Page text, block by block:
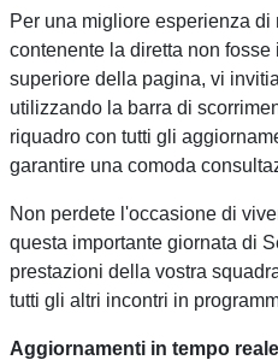
Per una migliore esperienza
contenente la diretta non
superiore della pagina, vi
utilizzando la barra di
riquadro con tutti gli
garantire una comoda
Non perdete l'occasione di
questa importante giornata di
prestazioni della vostra
tutti gli altri incontri in
Aggiornamenti in tempo